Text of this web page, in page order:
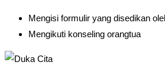
Mengisi formulir yang disedikan
Mengikuti konseling orangtua